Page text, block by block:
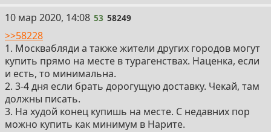
53
10 мар 2020, 14:08 53 58249
>>58228
1. Москвабляди а также жители других городов могут
купить прямо на месте в турагенствах. Наценка, если
и есть, то минимальна.
2. 3-4 дня если брать дорогущую доставку. Чекай, там
должны писать.
3. На худой конец купишь на месте. С недавних пор
можно купить как минимум в Нарите.